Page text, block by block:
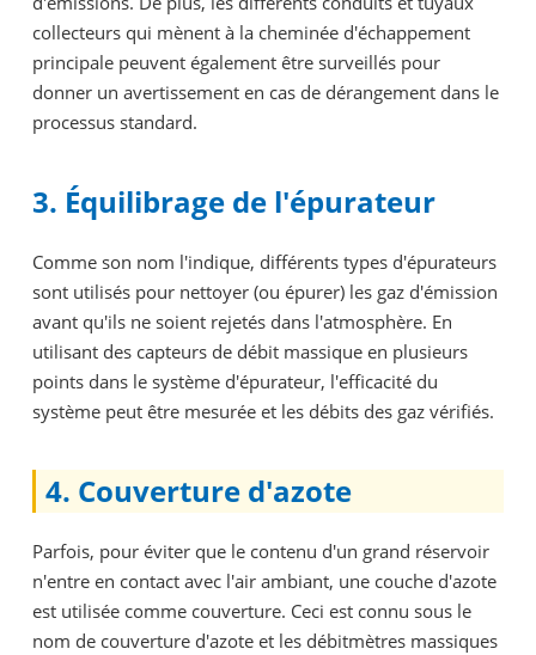
collecteurs qui mènent à la cheminée d'échappement
principale peuvent également être surveillés pour
donner un avertissement en cas de dérangement dans le
processus standard.
3. Équilibrage de l'épurateur
Comme son nom l'indique, différents types d'épurateurs
sont utilisés pour nettoyer (ou épurer) les gaz d'émission
avant qu'ils ne soient rejetés dans l'atmosphère. En
utilisant des capteurs de débit massique en plusieurs
points dans le système d'épurateur, l'efficacité du
système peut être mesurée et les débits des gaz vérifiés.
4. Couverture d'azote
Parfois, pour éviter que le contenu d'un grand réservoir
n'entre en contact avec l'air ambiant, une couche d'azote
est utilisée comme couverture. Ceci est connu sous le
nom de couverture d'azote et les débitmètres massiques